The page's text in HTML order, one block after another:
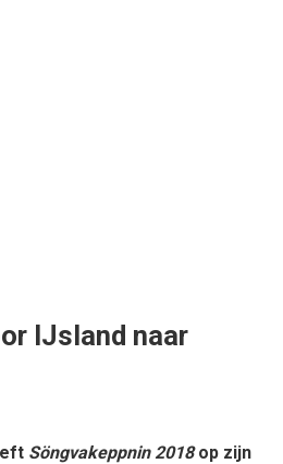
IJsland naar
Söngvakeppnin 2018op zijn